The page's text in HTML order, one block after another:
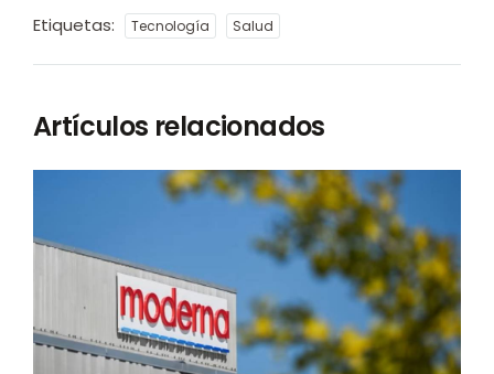
Etiquetas: Tecnología Salud
Artículos relacionados